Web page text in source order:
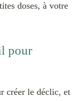
doses, à votre
pour
créer le déclic, et